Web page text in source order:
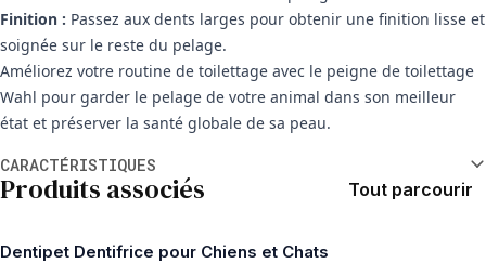
Finition : Passez aux dents larges pour obtenir une finition lisse et
soignée sur le reste du pelage.
Améliorez votre routine de toilettage avec le peigne de toilettage
Wahl pour garder le pelage de votre animal dans son meilleur
état et préserver la santé globale de sa peau.
CARACTÉRISTIQUES
Produits associés Tout parcourir
Dentipet Dentifrice pour Chiens et Chats